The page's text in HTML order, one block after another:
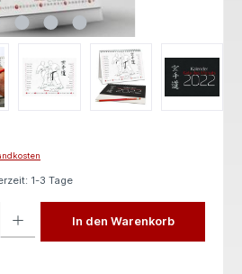
1-3 Tage
In den Warenkorb